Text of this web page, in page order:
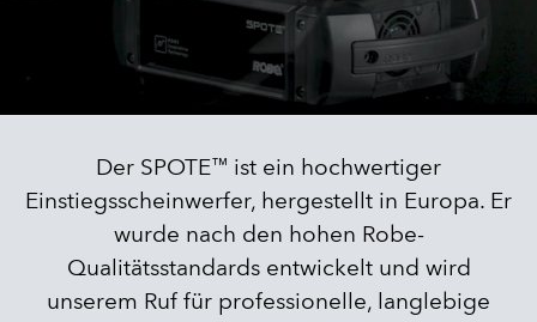
Der SPOTE™ ist ein hochwertiger
Einstiegsscheinwerfer, hergestellt in Europa. Er
wurde nach den hohen Robe-
Qualitätsstandards entwickelt und wird
unserem Ruf für professionelle, langlebige